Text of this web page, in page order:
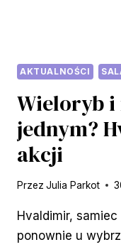
AKTUALNOŚCI
Wieloryb i
jednym?
akcji
Przez Julia Parkot
Hvaldimir, samiec
ponownie u